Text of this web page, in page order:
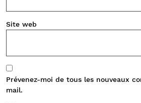
Site web
Prévenez-moi de tous les nouveaux
mail.